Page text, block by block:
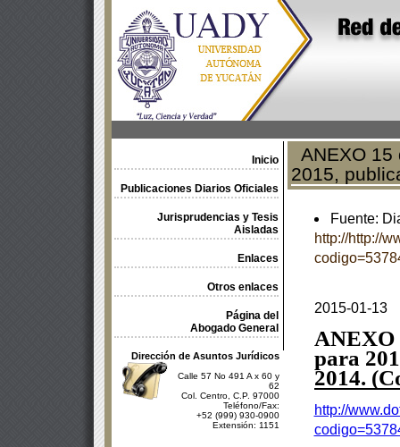
Inicio
Publicaciones Diarios Oficiales
Jurisprudencias y Tesis
Aisladas
Enlaces
Otros enlaces
Página del
Abogado General
Dirección de Asuntos Jurídicos
Calle 57 No 491 A x 60 y
62
Col. Centro, C.P. 97000
Teléfono/Fax:
+52 (999) 930-0900
Extensión: 1151
ANEXO
2015,
Fuente:
http://http://
2015-01-13
ANEXO
para
2014.
http://